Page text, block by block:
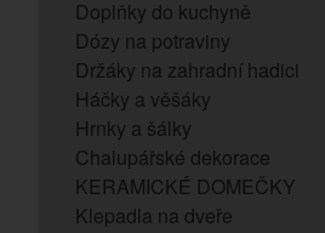
Doplňky do kuchyně
Dózy na potraviny
Držáky na zahradní hadici
Háčky a věšáky
Hrnky a šálky
Chalupářské dekorace
KERAMICKÉ DOMEČKY
Klepadla na dveře